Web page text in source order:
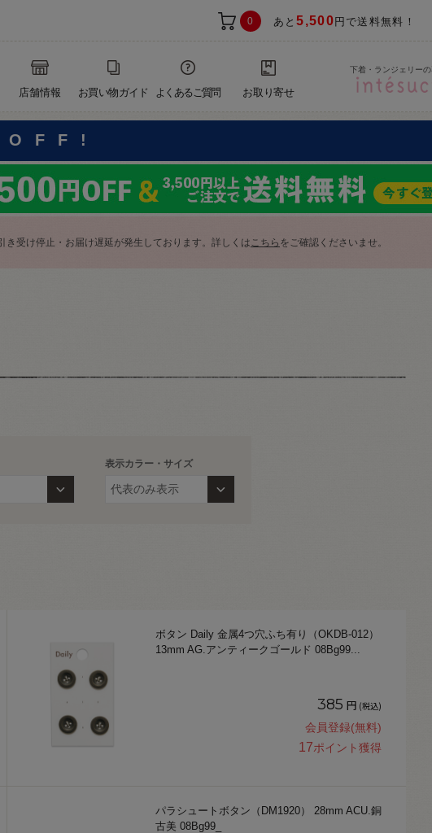
0 あと5,500 円で送料無料！
店舗情報 お買い物ガイド よくあるご質問 お取り寄せ
下着・ランジェリー
OFF!
き受け停止・お届け遅延が発生しております。詳しくはこちら をご確認くださいませ。
表示カラー・サイズ
ボタン Daily 金属4つ穴ふち有り（OKDB-012）
13mm AG.アンティークゴールド 08Bg99
385 円 (税込)
会員登録(無料)
17ポイント獲得
パラシュートボタン（DM1920） 28mm ACU.銅
古美 08Bg99_